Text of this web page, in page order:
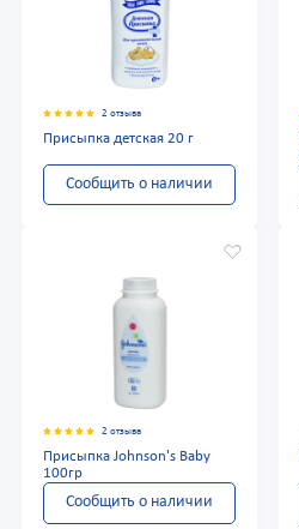
2 отзыва
Присыпка детская 20 г
Сообщить о наличии
2 отзыва
Присыпка Johnson's Baby
100гр
Сообщить о наличии